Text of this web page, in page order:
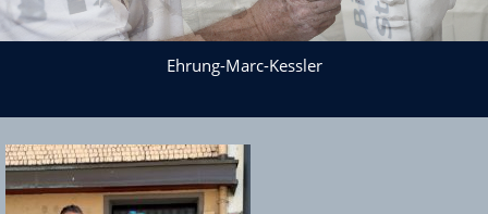
Ehrung-Marc-Kessler